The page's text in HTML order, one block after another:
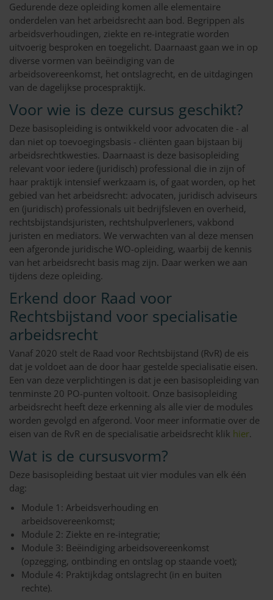
Gedurende deze opleiding komen alle elementaire
onderdelen van het arbeidsrecht aan bod. Begrippen als
arbeidsverhoudingen, ziekte en re-integratie worden
uitvoerig besproken en toegelicht. Daarnaast gaan we in op
diverse vormen van beëindiging van de
arbeidsovereenkomst, het ontslagrecht, en de uitdagingen
van de dagelijkse procespraktijk.
Voor wie is deze cursus geschikt?
Deze basisopleiding is ontwikkeld voor advocaten die - al
dan niet op toevoegingsbasis - cliënten gaan bijstaan bij
arbeidsrechtkwesties. Daarnaast is deze basisopleiding
relevant voor iedere (juridisch) professional die in zijn of
haar praktijk intensief werkzaam is, of gaat worden, op het
gebied van het arbeidsrecht: advocaten, juridisch adviseurs
en (juridisch) professionals uit bedrijfsleven en overheid,
rechtsbijstandsjuristen, rechtshulpverleners, vakbond
juristen en mediators. We verwachten van al deze mensen
een afgeronde juridische WO-opleiding, waarbij de kennis
van het arbeidsrecht basis mag zijn. Daar werken we aan
tijdens deze opleiding.
Erkend door Raad voor
Rechtsbijstand voor specialisatie
arbeidsrecht
Vanaf 2020 stelt de Raad voor Rechtsbijstand (RvR) de eis
dat je voldoet aan de door haar gestelde specialisatie eisen.
Een van deze verplichtingen is dat je een basisopleiding van
tenminste 20 PO-punten voltooit. Onze basisopleiding
arbeidsrecht heeft deze erkenning als alle vier de modules
worden gevolgd en afgerond. Voor meer informatie over de
eisen van de RvR en de specialisatie arbeidsrecht klik hier.
Wat is de cursusvorm?
Deze basisopleiding bestaat uit vier modules van elk één
dag:
Module 1: Arbeidsverhouding en
arbeidsovereenkomst;
Module 2: Ziekte en re-integratie;
Module 3: Beëindiging arbeidsovereenkomst
(opzegging, ontbinding en ontslag op staande voet);
Module 4: Praktijkdag ontslagrecht (in en buiten
rechte).